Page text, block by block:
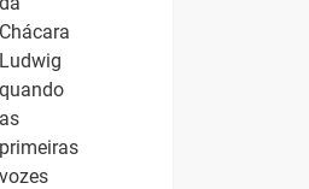
Chácara
Ludwig
quando
as
primeiras
vozes